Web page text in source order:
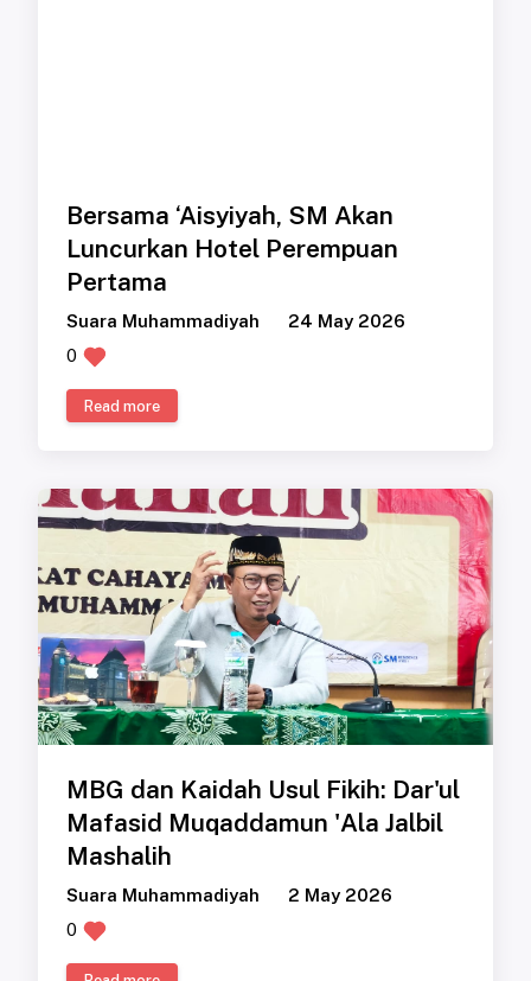
Bersama ‘Aisyiyah, SM Akan
Luncurkan Hotel Perempuan
Pertama
Suara Muhammadiyah
24 May 2026
0
Read more
MBG dan Kaidah Usul Fikih: Dar'ul
Mafasid Muqaddamun 'Ala Jalbil
Mashalih
Suara Muhammadiyah
2 May 2026
0